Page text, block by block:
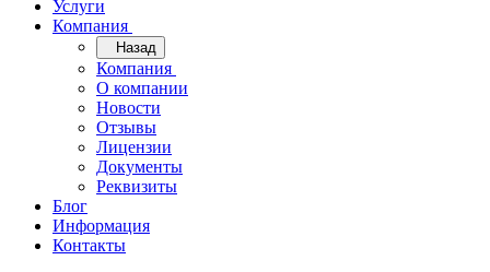
Услуги
Компания
Назад
Компания
О компании
Новости
Отзывы
Лицензии
Документы
Реквизиты
Блог
Информация
Контакты